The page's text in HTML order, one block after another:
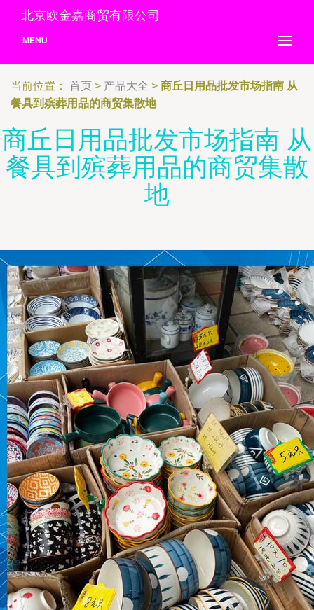
北京欧金嘉商贸有限公司
MENU
当前位置： 首页 > 产品大全 > 商丘日用品批发市场指南 从
餐具到殡葬用品的商贸集散地
商丘日用品批发市场指南 从
餐具到殡葬用品的商贸集散
地